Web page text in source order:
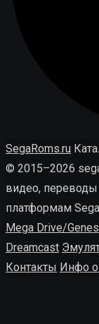
SegaRoms.ru
© 2015–2026
видео,
платформам
Mega Drive/
Dreamcast
Контакты Инфо о